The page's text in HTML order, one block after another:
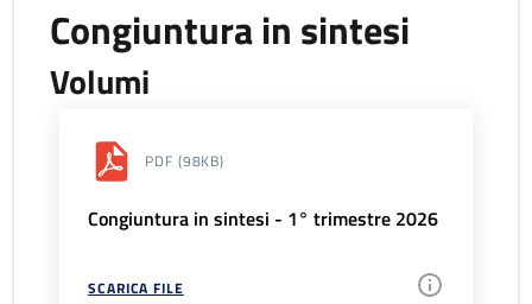
Congiuntura in sintesi
Volumi
PDF (98KB)
Congiuntura in sintesi - 1° trimestre 2026
SCARICA FILE